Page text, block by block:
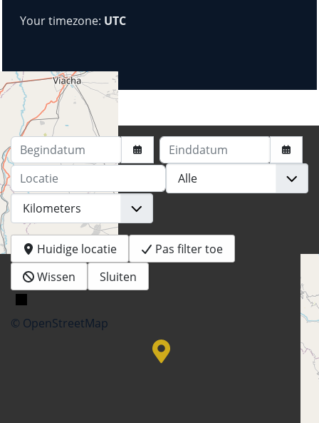
−
© OpenStreetMap
Your timezone: UTC
Begindatum
Einddatum
Locatie
Huidige locatie
Pas filter toe
Wissen
Sluiten